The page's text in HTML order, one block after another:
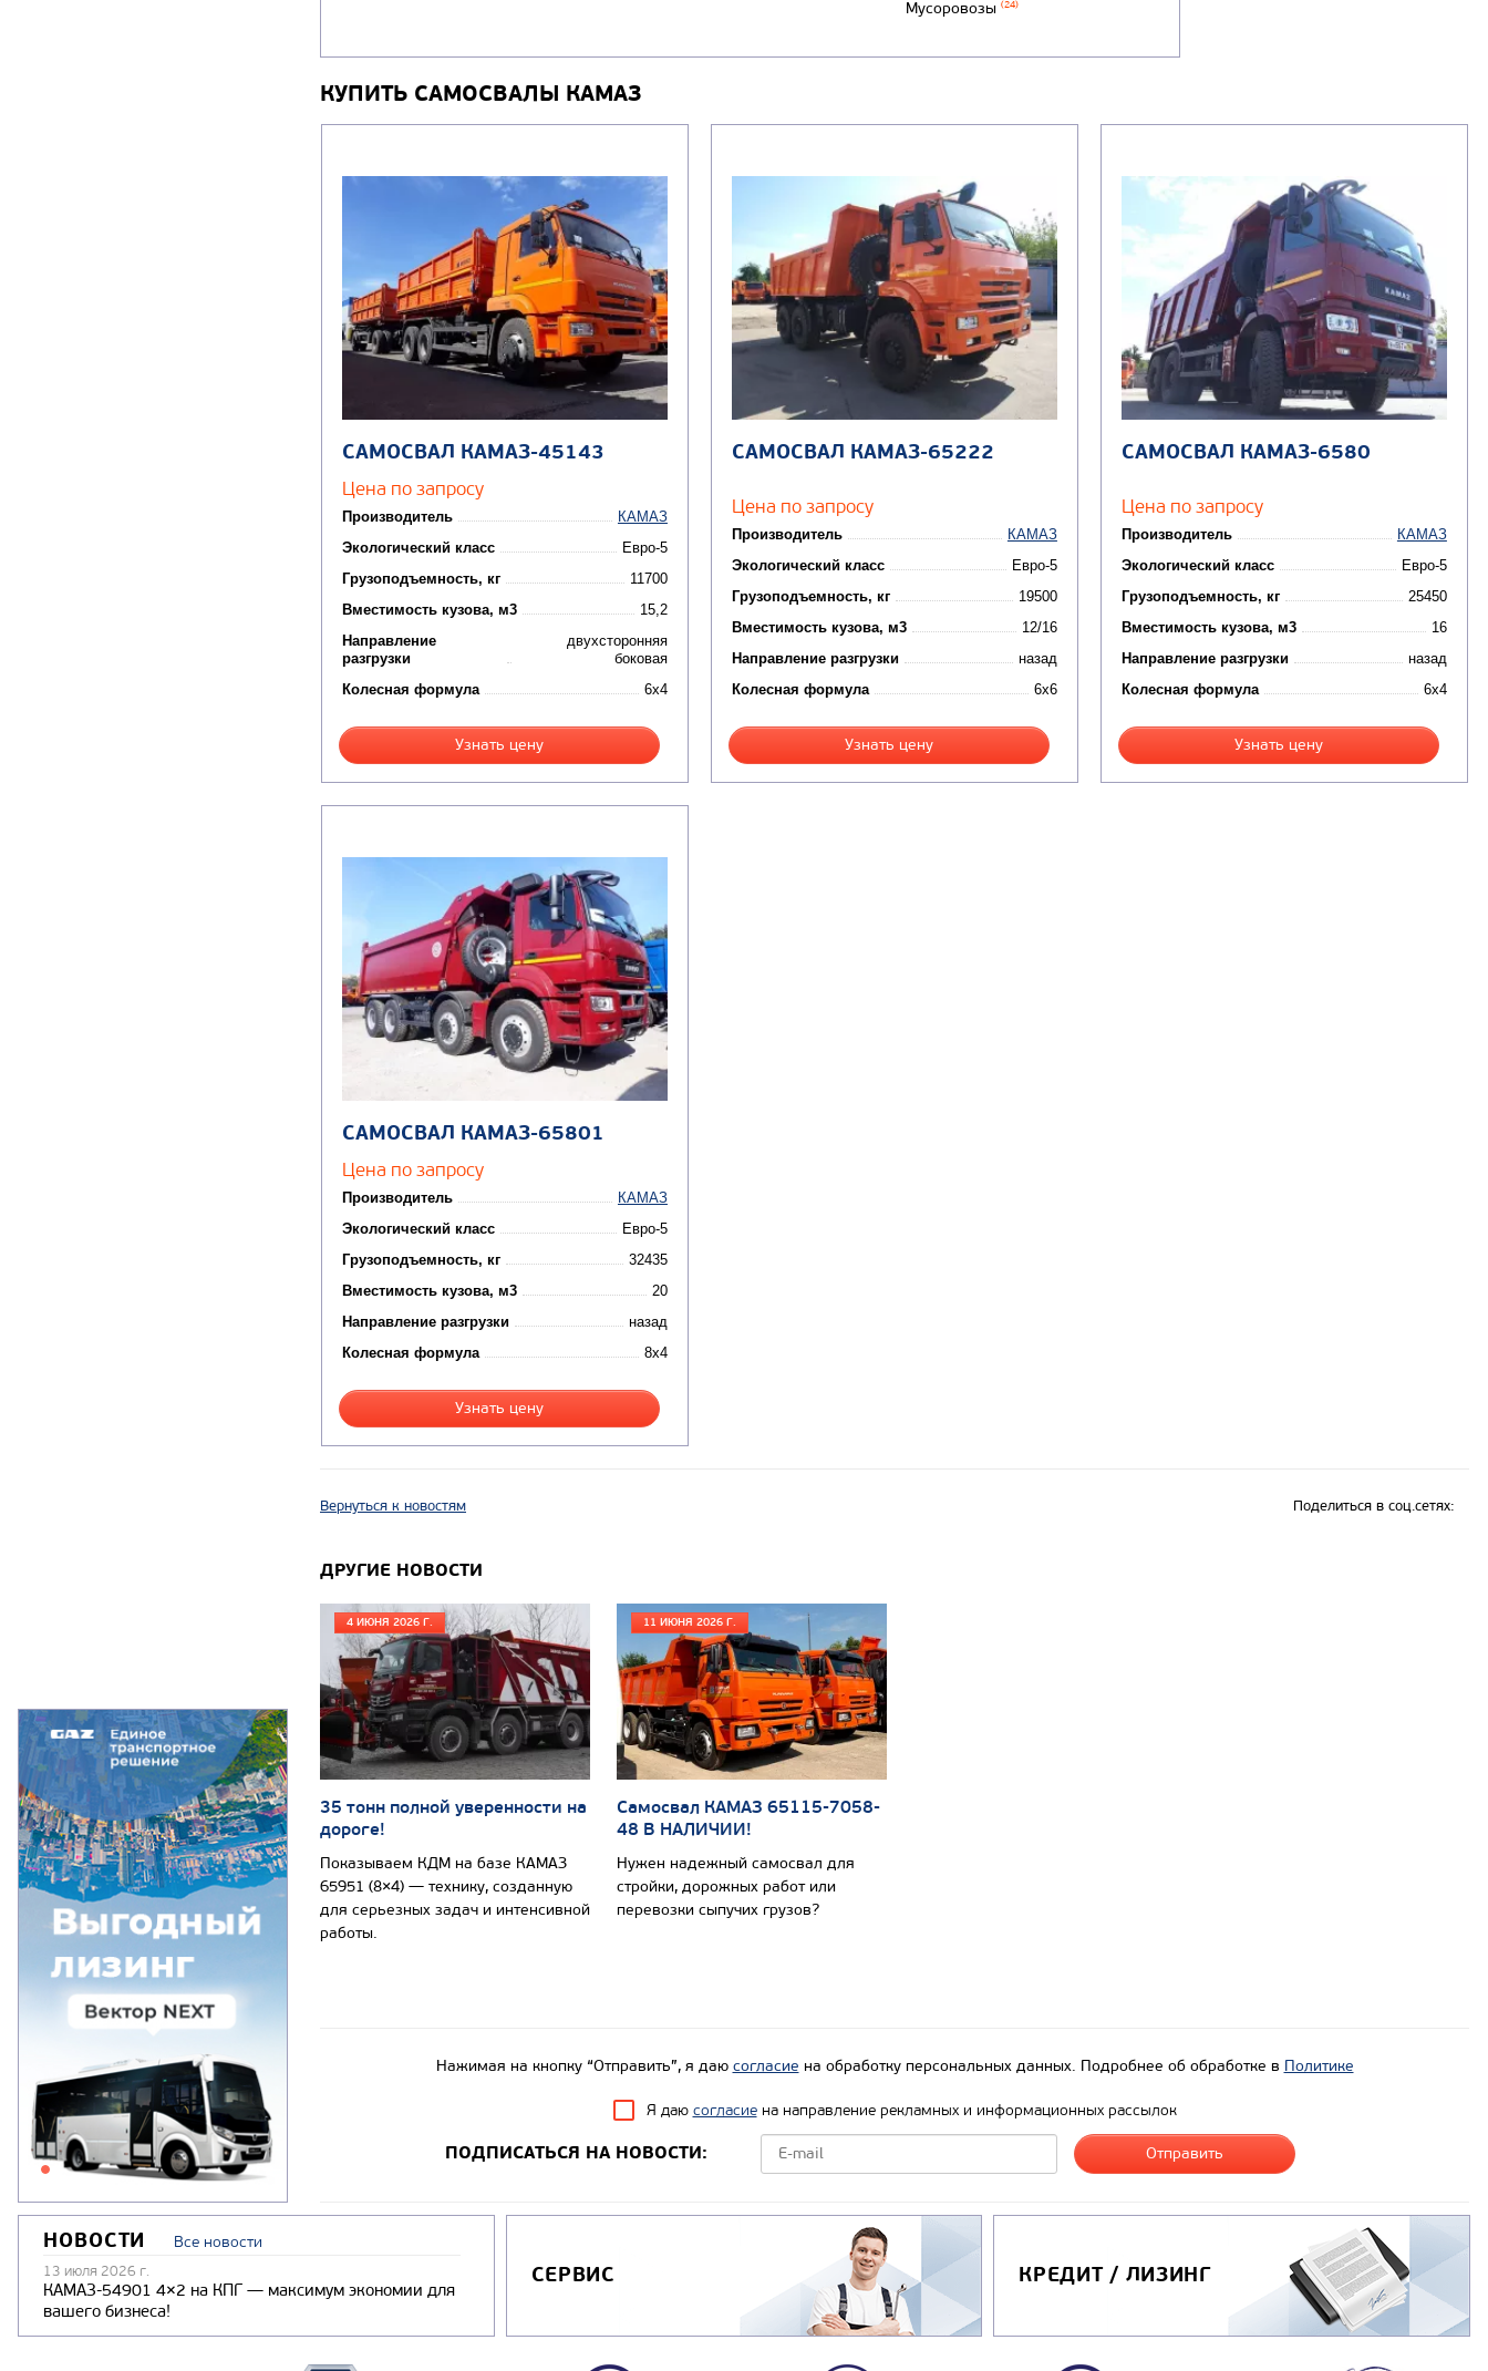
Мусоровозы (24)
КУПИТЬ САМОСВАЛЫ КАМАЗ
САМОСВАЛ КАМАЗ-45143
Цена по запросу
Производитель
КАМАЗ
Экологический класс
Евро-5
Грузоподъемность, кг
11700
Вместимость кузова, м3
15,2
Направление
разгрузки
двухсторонняя
боковая
Колесная формула
6x4
Узнать цену
САМОСВАЛ КАМАЗ-65222
Цена по запросу
Производитель
КАМАЗ
Экологический класс
Евро-5
Грузоподъемность, кг
19500
Вместимость кузова, м3
12/16
Направление разгрузки
назад
Колесная формула
6x6
Узнать цену
САМОСВАЛ КАМАЗ-6580
Цена по запросу
Производитель
КАМАЗ
Экологический класс
Евро-5
Грузоподъемность, кг
25450
Вместимость кузова, м3
16
Направление разгрузки
назад
Колесная формула
6x4
Узнать цену
САМОСВАЛ КАМАЗ-65801
Цена по запросу
Производитель
КАМАЗ
Экологический класс
Евро-5
Грузоподъемность, кг
32435
Вместимость кузова, м3
20
Направление разгрузки
назад
Колесная формула
8x4
Узнать цену
Вернуться к новостям Поделиться в соц.сетях:
ДРУГИЕ НОВОСТИ
4 ИЮНЯ 2026 Г.
35 тонн полной уверенности на
дороге!
Показываем КДМ на базе КАМАЗ
65951 (8×4) — технику, созданную
для серьезных задач и интенсивной
работы.
11 ИЮНЯ 2026 Г.
Самосвал КАМАЗ 65115-7058-
48 В НАЛИЧИИ!
Нужен надежный самосвал для
стройки, дорожных работ или
перевозки сыпучих грузов?
Нажимая на кнопку “Отправить”, я даю согласие на обработку персональных данных. Подробнее об обработке в Политике
Я даю согласиена направление рекламных и информационных рассылок
ПОДПИСАТЬСЯ НА НОВОСТИ:
НОВОСТИ Все новости
13 июля 2026 г.
КАМАЗ-54901 4×2 на КПГ — максимум экономии для
вашего бизнеса!
СЕРВИС КРЕДИТ / ЛИЗИНГ